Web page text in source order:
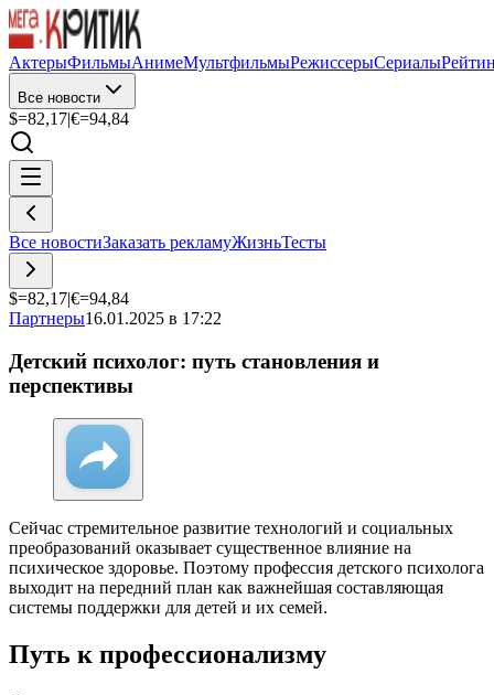
АктерыФильмыАнимеМультфильмыРежиссерыСериалы
Все новости
$=82,17|€=94,84
Все новостиЗаказать рекламуЖизньТесты
$=82,17|€=94,84
Партнеры16.01.2025 в 17:22
Детский психолог: путь становления и
перспективы
Сейчас стремительное развитие технологий и социальных
преобразований оказывает существенное влияние на
психическое здоровье. Поэтому профессия детского психолога
выходит на передний план как важнейшая составляющая
системы поддержки для детей и их семей.
Путь к профессионализму